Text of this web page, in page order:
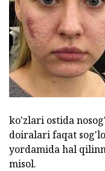
ko'zlari ostida
doiralari faqat
yordamida hal
misol.